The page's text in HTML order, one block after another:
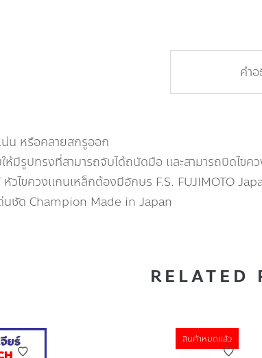
คำ
น หรือคลายสกรูออก
ห้มีรูปทรงที่สามารถจับได้ถนัดมือ และสามารถบิดไขค
วไขควงแกนเหล็กต้องมีอักษร F.S. FUJIMOTO
นชัด Champion Made in Japan
RELATED
สินค้าหมดแล้ว